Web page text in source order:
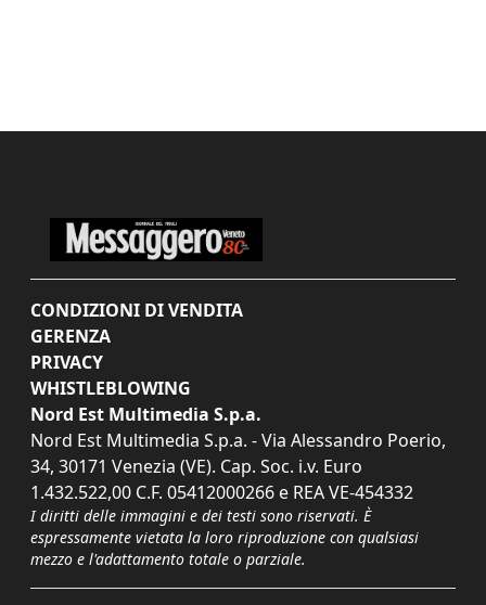
CONDIZIONI DI VENDITA
GERENZA
PRIVACY
WHISTLEBLOWING
Nord Est Multimedia S.p.a.
Nord Est Multimedia S.p.a. - Via Alessandro Poerio,
34, 30171 Venezia (VE). Cap. Soc. i.v. Euro
1.432.522,00 C.F. 05412000266 e REA VE-454332
I diritti delle immagini e dei testi sono riservati. È
espressamente vietata la loro riproduzione con qualsiasi
mezzo e l'adattamento totale o parziale.